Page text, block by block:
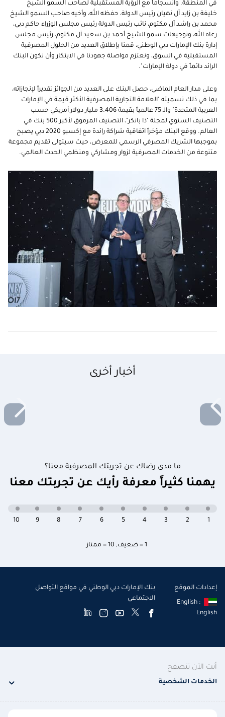
في المنطقة. وانسجاماً مع الرؤية المستقبلية لصاحب السمو الشيخ
خليفة بن زايد آل نهيان رئيس الدولة، حفظه الله، وأخيه صاحب السمو الشيخ
محمد بن راشد آل مكتوم، نائب رئيس الدولة رئيس مجلس الوزراء حاكم دبي،
رعاه الله، وتوجيهات سمو الشيخ أحمد بن سعيد آل مكتوم، رئيس مجلس
إدارة بنك الإمارات دبي الوطني، قمنا بإطلاق العديد من الحلول المصرفية
المستقبلية في السوق، ونعتزم مواصلة جهودنا في الابتكار وأن نكون البنك
الرائد دائماً في دولة الإمارات".
وعلى مدار العام الماضي، حصل البنك على العديد من الجوائز تقديراً لإنجازاته،
بما في ذلك تسميته "العلامة التجارية المصرفية الأكثر قيمة في الإمارات
العربية المتحدة" والـ 75 عالمياً بقيمة 3.406 مليار دولار أمريكي حسب
التصنيف السنوي لمجلة "ذا بانكر"، التصنيف المرموق لأكبر 500 بنك في
العالم. ووقع البنك مؤخراً اتفاقية شراكة رائدة مع إكسبو 2020 دبي يصبح
بموجبها الشريك المصرفي الرسمي للمعرض، حيث سيتولى تقديم مجموعة
متنوعة من الخدمات المصرفية لزوار ومشاركي ومنظمي الحدث العالمي.
أخبار أخرى
ما مدى رضاك عن تجربتك المصرفية معنا؟
يهمنا كثيراً معرفة رأيك عن تجربتك معنا
1 = ضعيف , 10 = ممتاز
10 9 8 7 6 5 4 3 2 1
إعدادات الموقع
English :
English
بنك الإمارات دبي الوطني في مواقع التواصل
الاجتماعي
أنت الآن تتصفح
الخدمات الشخصية